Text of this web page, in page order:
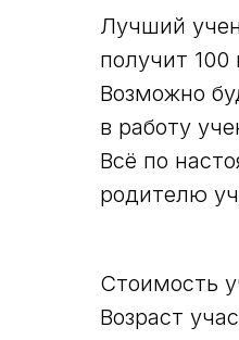
Лучший
получит 100
Возможно
в работу
Всё по
родителю
Стоимость
Возраст